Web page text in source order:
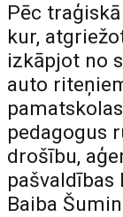
Pēc
kur,
izkāpjot no
auto
pedagogus
drošību,
pašvaldības
Baiba